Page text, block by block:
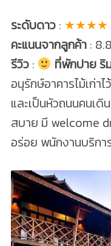
ระดับดาว: ★★★★
คะแนนจากลูกค้า :
รีวิว: ที่พักปาย ริ
อนุรักษ์อาคารไม้เก่า
และเป็นหัวถนนคนเ
สบาย มี welcome
อร่อย พนักงานบริกา